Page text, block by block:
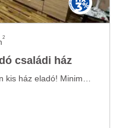
2
családi ház